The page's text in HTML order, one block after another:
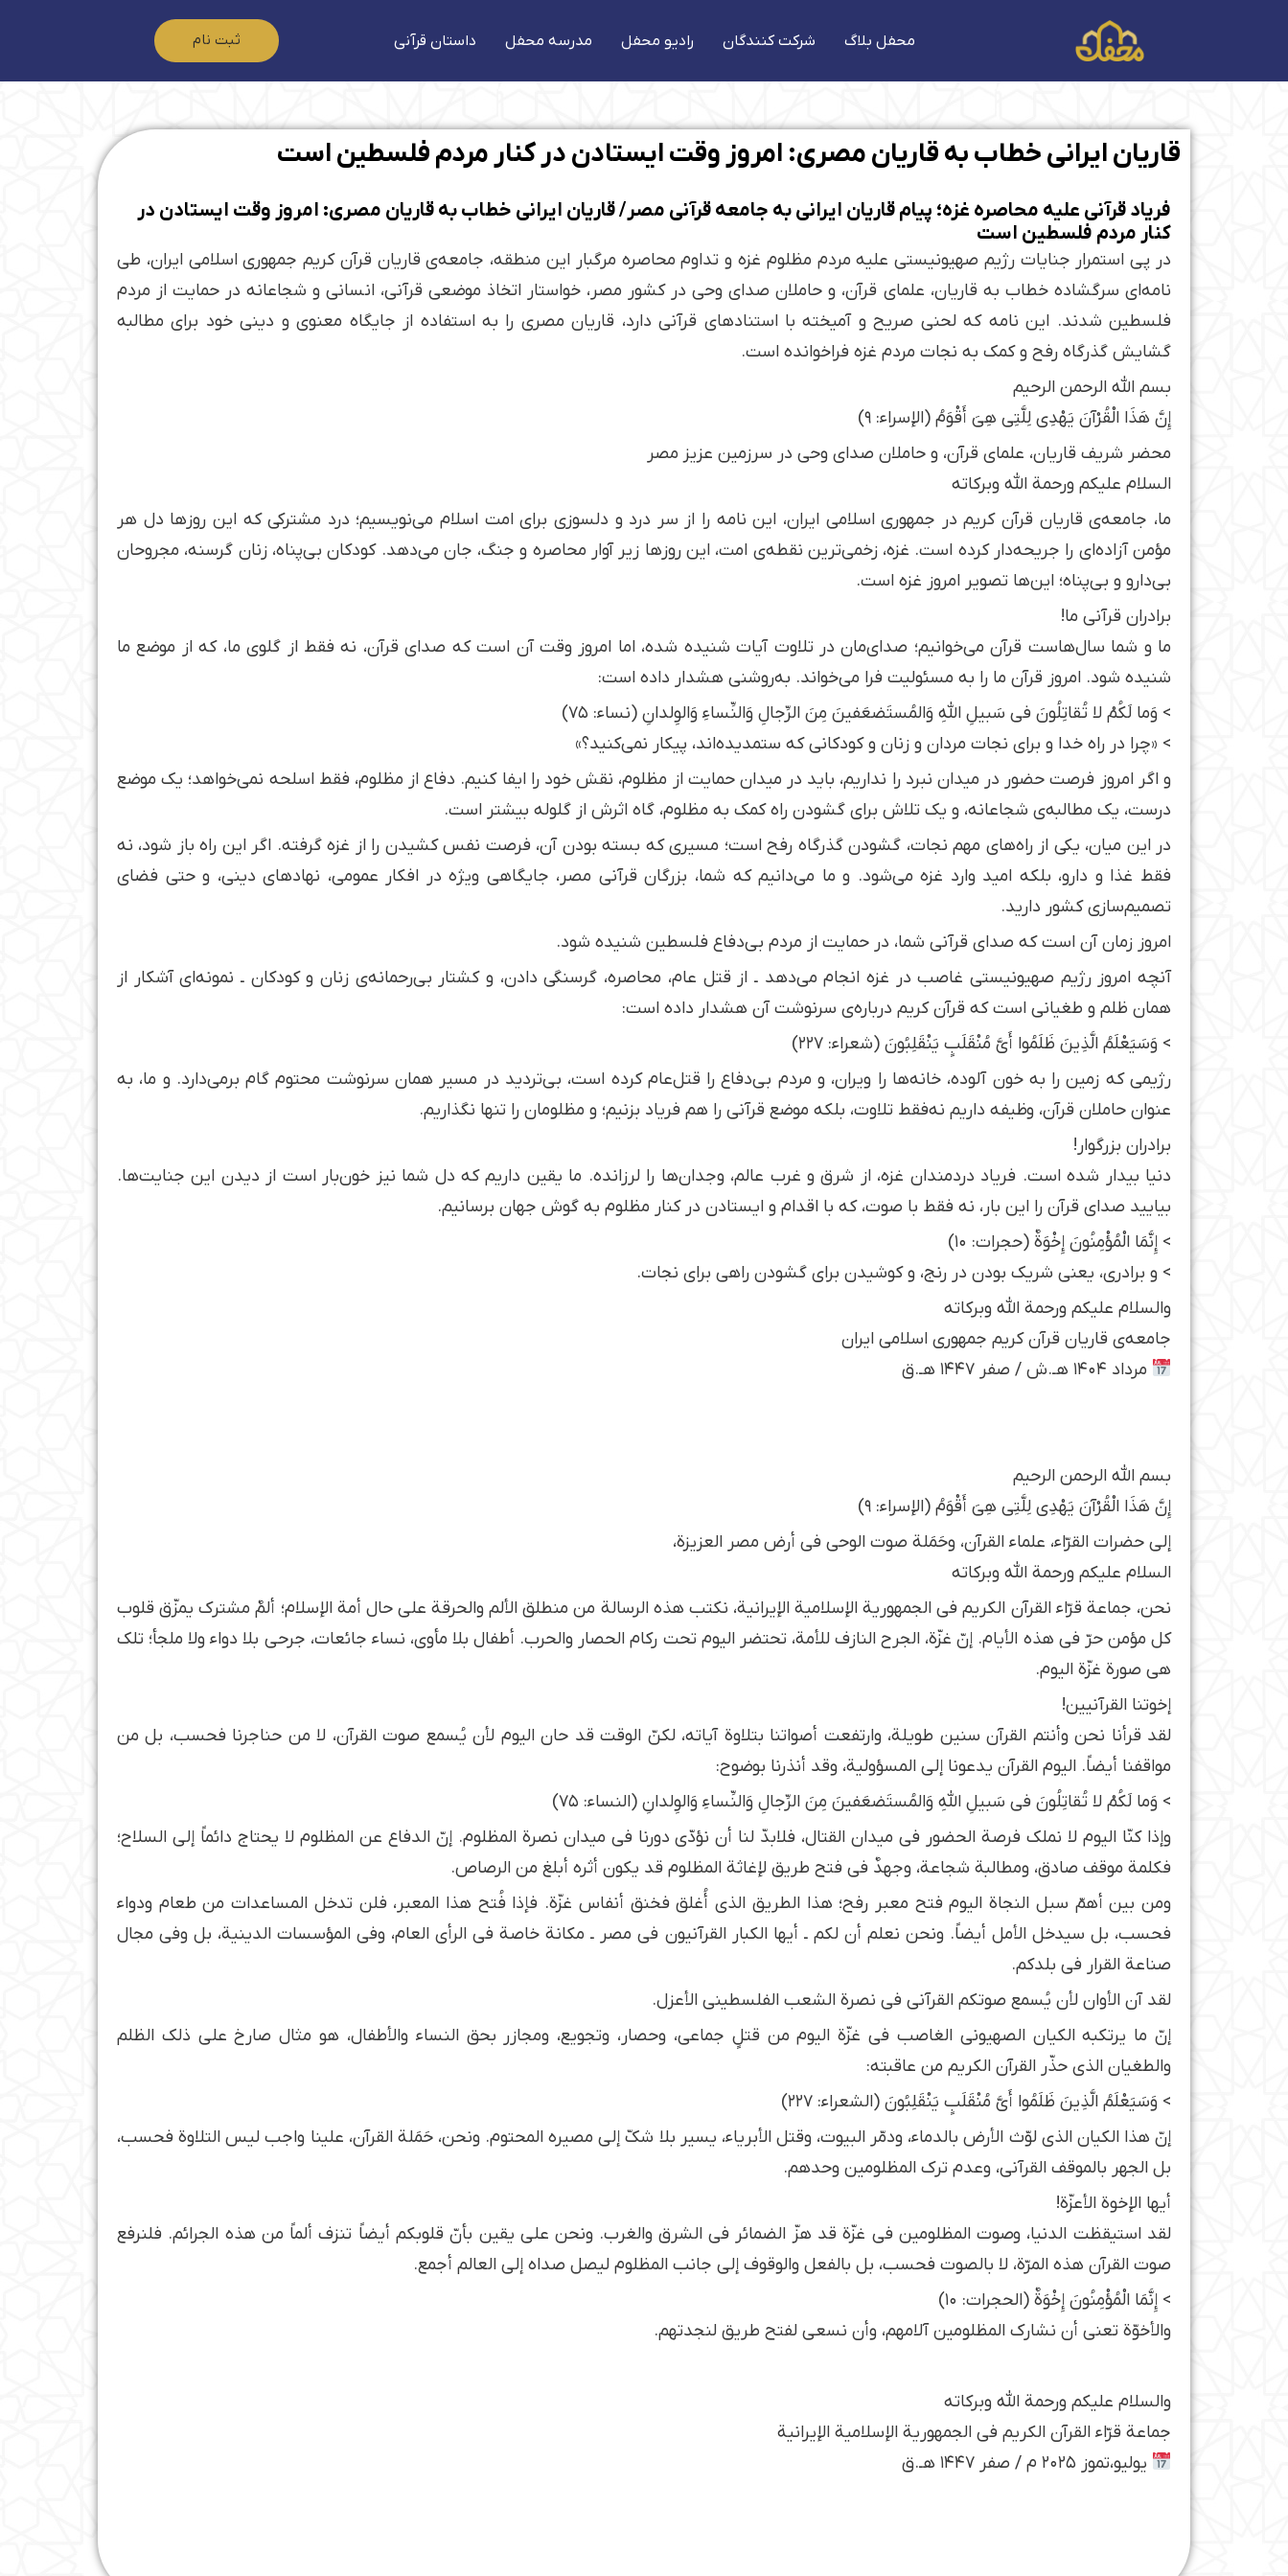
محفل بلاگ شرکت کنندگان رادیو محفل مدرسه محفل داستان قرآنی ثبت نام
قاریان ایرانی خطاب به قاریان مصری: امروز وقت ایستادن در کنار مردم فلسطین است
فریاد قرآنی علیه محاصره غزه؛ پیام قاریان ایرانی به جامعه قرآنی مصر/ قاریان ایرانی خطاب به قاریان مصری: امروز وقت ایستادن در
کنار مردم فلسطین است
در پی استمرار جنایات رژیم صهیونیستی علیه مردم مظلوم غزه و تداوم محاصره مرگبار این منطقه، جامعه‌ی قاریان قرآن کریم جمهوری اسلامی ایران، طی
نامه‌ای سرگشاده خطاب به قاریان، علمای قرآن، و حاملان صدای وحی در کشور مصر، خواستار اتخاذ موضعی قرآنی، انسانی و شجاعانه در حمایت از مردم
فلسطین شدند. این نامه که لحنی صریح و آمیخته با استنادهای قرآنی دارد، قاریان مصری را به استفاده از جایگاه معنوی و دینی خود برای مطالبه
گشایش گذرگاه رفح و کمک به نجات مردم غزه فراخوانده است.
بسم الله الرحمن الرحیم
إِنَّ هَذَا الْقُرْآنَ يَهْدِي لِلَّتِي هِيَ أَقْوَمُ (الإسراء: ۹)
محضر شریف قاریان، علمای قرآن، و حاملان صدای وحی در سرزمین عزیز مصر
السلام علیکم ورحمة الله وبرکاته
ما، جامعه‌ی قاریان قرآن کریم در جمهوری اسلامی ایران، این نامه را از سر درد و دلسوزی برای امت اسلام می‌نویسیم؛ درد مشترکی که این روزها دل هر
مؤمن آزاده‌ای را جریحه‌دار کرده است. غزه، زخمی‌ترین نقطه‌ی امت، این روزها زیر آوار محاصره و جنگ، جان می‌دهد. کودکان بی‌پناه، زنان گرسنه، مجروحان
بی‌دارو و بی‌پناه؛ این‌ها تصویر امروز غزه است.
برادران قرآنی ما!
ما و شما سال‌هاست قرآن می‌خوانیم؛ صدای‌مان در تلاوت آیات شنیده شده، اما امروز وقت آن است که صدای قرآن، نه فقط از گلوی ما، که از موضع ما
شنیده شود. امروز قرآن ما را به مسئولیت فرا می‌خواند. به‌روشنی هشدار داده است:
> وَما لَكُمْ لا تُقاتِلُونَ في سَبيلِ اللَّهِ وَالمُستَضعَفينَ مِنَ الرِّجالِ وَالنِّساءِ وَالوِلدانِ (نساء: ۷۵)
> «چرا در راه خدا و برای نجات مردان و زنان و کودکانی که ستمدیده‌اند، پیکار نمی‌کنید؟»
و اگر امروز فرصت حضور در میدان نبرد را نداریم، باید در میدان حمایت از مظلوم، نقش خود را ایفا کنیم. دفاع از مظلوم، فقط اسلحه نمی‌خواهد؛ یک موضع
درست، یک مطالبه‌ی شجاعانه، و یک تلاش برای گشودن راه کمک به مظلوم، گاه اثرش از گلوله بیشتر است.
در این میان، یکی از راه‌های مهم نجات، گشودن گذرگاه رفح است؛ مسیری که بسته بودن آن، فرصت نفس کشیدن را از غزه گرفته. اگر این راه باز شود، نه
فقط غذا و دارو، بلکه امید وارد غزه می‌شود. و ما می‌دانیم که شما، بزرگان قرآنی مصر، جایگاهی ویژه در افکار عمومی، نهادهای دینی، و حتی فضای
تصمیم‌سازی کشور دارید.
امروز زمان آن است که صدای قرآنی شما، در حمایت از مردم بی‌دفاع فلسطین شنیده شود.
آنچه امروز رژیم صهیونیستی غاصب در غزه انجام می‌دهد ـ از قتل عام، محاصره، گرسنگی دادن، و کشتار بی‌رحمانه‌ی زنان و کودکان ـ نمونه‌ای آشکار از
همان ظلم و طغیانی است که قرآن کریم درباره‌ی سرنوشت آن هشدار داده است:
> وَسَيَعْلَمُ الَّذِينَ ظَلَمُوا أَيَّ مُنْقَلَبٍ يَنْقَلِبُونَ (شعراء: ۲۲۷)
رژیمی که زمین را به خون آلوده، خانه‌ها را ویران، و مردم بی‌دفاع را قتل‌عام کرده است، بی‌تردید در مسیر همان سرنوشت محتوم گام برمی‌دارد. و ما، به
عنوان حاملان قرآن، وظیفه داریم نه‌فقط تلاوت، بلکه موضع قرآنی را هم فریاد بزنیم؛ و مظلومان را تنها نگذاریم.
برادران بزرگوار!
دنیا بیدار شده است. فریاد دردمندان غزه، از شرق و غرب عالم، وجدان‌ها را لرزانده. ما یقین داریم که دل شما نیز خون‌بار است از دیدن این جنایت‌ها.
بیایید صدای قرآن را این بار، نه فقط با صوت، که با اقدام و ایستادن در کنار مظلوم به گوش جهان برسانیم.
> إِنَّمَا الْمُؤْمِنُونَ إِخْوَةٌ (حجرات: ۱۰)
> و برادری، یعنی شریک بودن در رنج، و کوشیدن برای گشودن راهی برای نجات.
والسلام علیکم ورحمة الله وبرکاته
جامعه‌ی قاریان قرآن کریم جمهوری اسلامی ایران
مرداد ۱۴۰۴ هـ.ش / صفر ۱۴۴۷ هـ.ق
بسم الله الرحمن الرحیم
إِنَّ هَذَا الْقُرْآنَ يَهْدِي لِلَّتِي هِيَ أَقْوَمُ (الإسراء: ۹)
إلى حضرات القرّاء، علماء القرآن، وحَمَلة صوت الوحي في أرض مصر العزيزة،
السلام عليكم ورحمة الله وبركاته
نحن، جماعة قرّاء القرآن الكريم في الجمهورية الإسلامية الإيرانية، نكتب هذه الرسالة من منطلق الألم والحرقة على حال أمة الإسلام؛ ألمٌ مشترك يمزّق قلوب
كل مؤمن حرّ في هذه الأيام. إنّ غزّة، الجرح النازف للأمة، تحتضر اليوم تحت ركام الحصار والحرب. أطفال بلا مأوى، نساء جائعات، جرحى بلا دواء ولا ملجأ؛ تلك
هي صورة غزّة اليوم.
إخوتنا القرآنيين!
لقد قرأنا نحن وأنتم القرآن سنين طويلة، وارتفعت أصواتنا بتلاوة آياته، لكنّ الوقت قد حان اليوم لأن يُسمع صوت القرآن، لا من حناجرنا فحسب، بل من
مواقفنا أيضاً. اليوم القرآن يدعونا إلى المسؤولية، وقد أنذرنا بوضوح:
> وَما لَكُمْ لا تُقاتِلُونَ في سَبيلِ اللَّهِ وَالمُستَضعَفينَ مِنَ الرِّجالِ وَالنِّساءِ وَالوِلدانِ (النساء: ۷۵)
وإذا كنّا اليوم لا نملك فرصة الحضور في ميدان القتال، فلابدّ لنا أن نؤدّي دورنا في ميدان نصرة المظلوم. إنّ الدفاع عن المظلوم لا يحتاج دائماً إلى السلاح؛
فكلمة موقف صادق، ومطالبة شجاعة، وجهدٌ في فتح طريق لإغاثة المظلوم قد يكون أثره أبلغ من الرصاص.
ومن بين أهمّ سبل النجاة اليوم فتح معبر رفح؛ هذا الطريق الذي أُغلق فخنق أنفاس غزّة. فإذا فُتح هذا المعبر، فلن تدخل المساعدات من طعام ودواء
فحسب، بل سيدخل الأمل أيضاً. ونحن نعلم أن لكم ـ أيها الكبار القرآنيون في مصر ـ مكانة خاصة في الرأي العام، وفي المؤسسات الدينية، بل وفي مجال
صناعة القرار في بلدكم.
لقد آن الأوان لأن يُسمع صوتكم القرآني في نصرة الشعب الفلسطيني الأعزل.
إنّ ما يرتكبه الكيان الصهيوني الغاصب في غزّة اليوم من قتلٍ جماعي، وحصار، وتجويع، ومجازر بحق النساء والأطفال، هو مثال صارخ على ذلك الظلم
والطغيان الذي حذّر القرآن الكريم من عاقبته:
> وَسَيَعْلَمُ الَّذِينَ ظَلَمُوا أَيَّ مُنْقَلَبٍ يَنْقَلِبُونَ (الشعراء: ۲۲۷)
إنّ هذا الكيان الذي لوّث الأرض بالدماء، ودمّر البيوت، وقتل الأبرياء، يسير بلا شكّ إلى مصيره المحتوم. ونحن، حَمَلة القرآن، علينا واجب ليس التلاوة فحسب،
بل الجهر بالموقف القرآني، وعدم ترك المظلومين وحدهم.
أيها الإخوة الأعزّة!
لقد استيقظت الدنيا، وصوت المظلومين في غزّة قد هزّ الضمائر في الشرق والغرب. ونحن على يقين بأنّ قلوبكم أيضاً تنزف ألماً من هذه الجرائم. فلنرفع
صوت القرآن هذه المرّة، لا بالصوت فحسب، بل بالفعل والوقوف إلى جانب المظلوم ليصل صداه إلى العالم أجمع.
> إِنَّمَا الْمُؤْمِنُونَ إِخْوَةٌ (الحجرات: ۱۰)
والأخوّة تعني أن نشارك المظلومين آلامهم، وأن نسعى لفتح طريق لنجدتهم.
والسلام عليكم ورحمة الله وبركاته
جماعة قرّاء القرآن الكريم في الجمهورية الإسلامية الإيرانية
یولیو،تموز ٢٠٢٥ م / صفر ١٤٤۷ هـ.ق